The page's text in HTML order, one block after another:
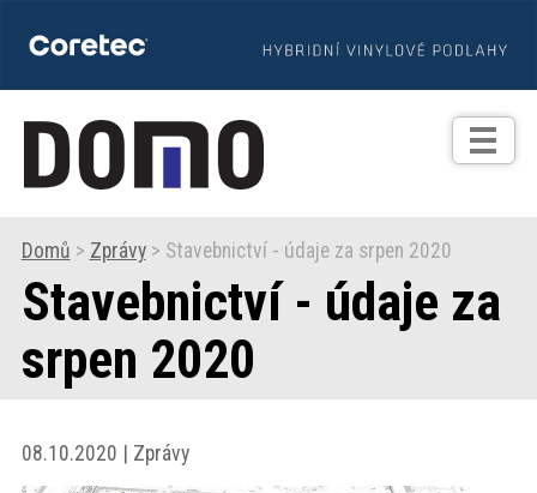
TIPY
Zprávy
Praxe
Fotogalerie
Produkty
Domů > Zprávy> Stavebnictví - údaje za srpen 2020
Stavebnictví - údaje za
srpen 2020
08.10.2020 | Zprávy